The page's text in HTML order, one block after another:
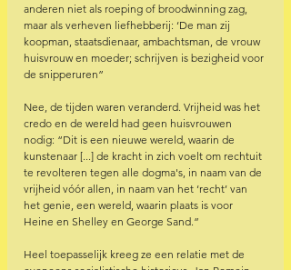
anderen niet als roeping of broodwinning zag,
maar als verheven liefhebberij: ‘De man zij
koopman, staatsdienaar, ambachtsman, de vrouw
huisvrouw en moeder; schrijven is bezigheid voor
de snipperuren”
Nee, de tijden waren veranderd. Vrijheid was het
credo en de wereld had geen huisvrouwen
nodig: “Dit is een nieuwe wereld, waarin de
kunstenaar [...] de kracht in zich voelt om rechtuit
te revolteren tegen alle dogma's, in naam van de
vrijheid vóór allen, in naam van het ‘recht’ van
het genie, een wereld, waarin plaats is voor
Heine en Shelley en George Sand.”
Heel toepasselijk kreeg ze een relatie met de